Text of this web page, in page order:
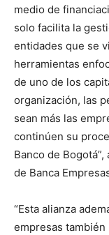
medio de
solo facilita la
entidades que se
herramientas
de uno de los
organización, las
sean más las
continúen su
Banco de
de Banca
“Esta alianza
empresas